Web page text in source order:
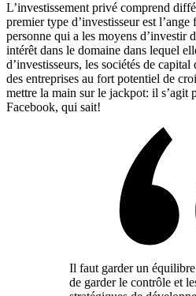
L’investissement privé comprend
premier type d’investisseur est l’ange
personne qui a les moyens d’investir
intérêt dans le domaine dans lequel
d’investisseurs, les sociétés de
des entreprises au fort potentiel de
mettre la main sur le jackpot: il s’agit
Facebook, qui sait!
Il faut garder un
de garder le contrôle et